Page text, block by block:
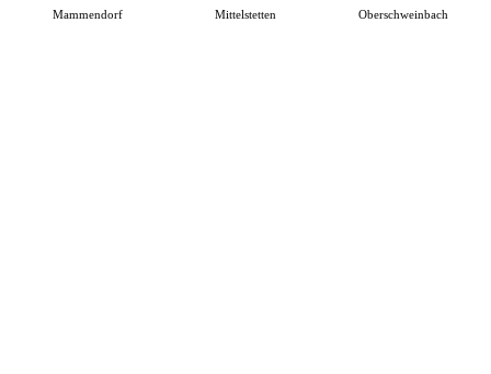
Mammendorf Mittelstetten Oberschweinbach